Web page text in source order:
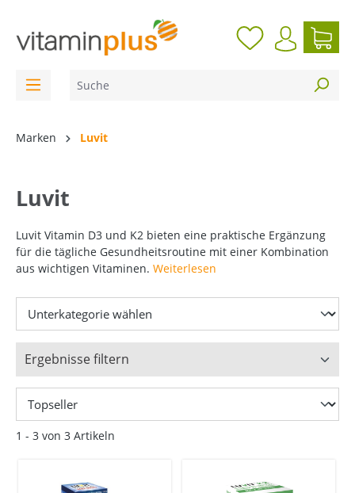
Marken Luvit
Luvit
Luvit Vitamin D3 und K2 bieten eine praktische Ergänzung
für die tägliche Gesundheitsroutine mit einer Kombination
aus wichtigen Vitaminen. Weiterlesen
Ergebnisse filtern
1 - 3 von 3 Artikeln